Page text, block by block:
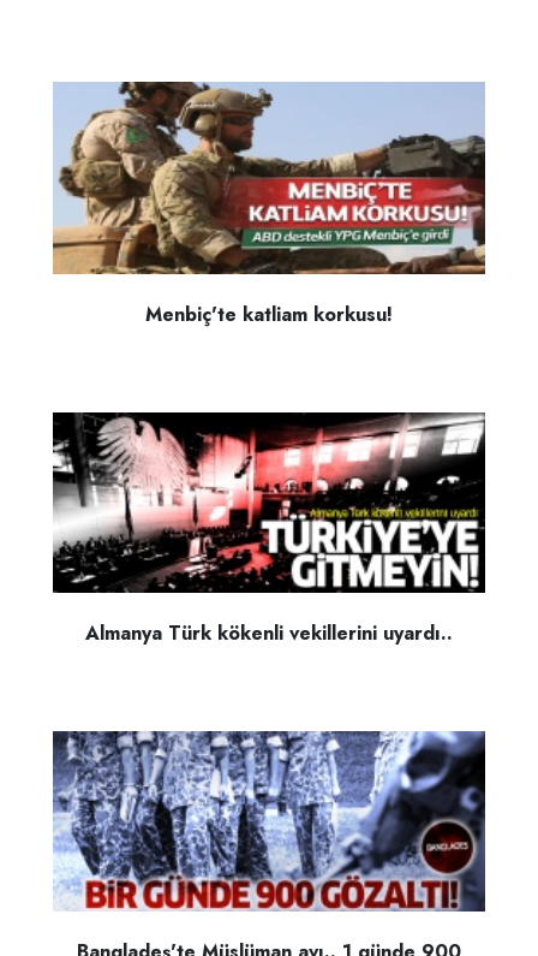
Menbiç'te katliam korkusu!
Almanya Türk kökenli vekillerini uyardı..